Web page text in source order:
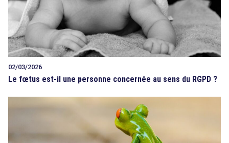
02/03/2026
Le fœtus est-il une personne concernée au sens du RGPD ?